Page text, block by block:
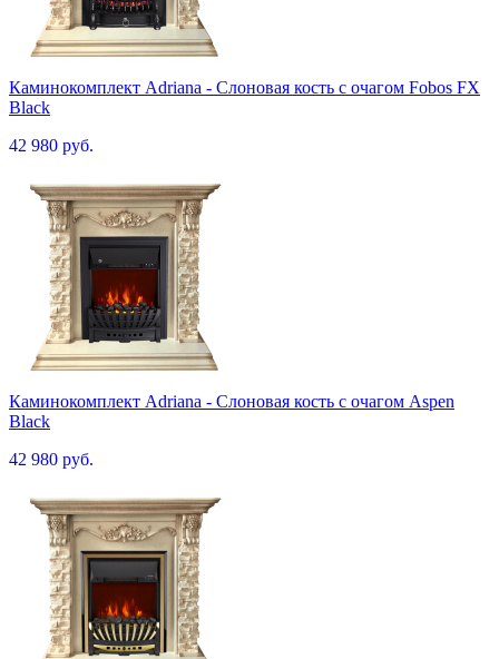
Каминокомплект Adriana - Cлоновая кость с очагом Fobos FX
Black
42 980 руб.
Каминокомплект Adriana - Cлоновая кость с очагом Aspen
Black
42 980 руб.